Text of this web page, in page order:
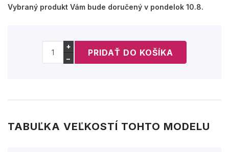
Vybraný produkt Vám bude doručený v pondelok 10.8.
+
−
TABUĽKA VEĽKOSTÍ TOHTO MODELU